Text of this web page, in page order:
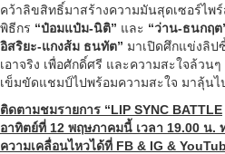
คว้าลิขสิทธิ์มาสร้างความมันสุดเซอร์ไพ
พิธีกร “ป๋อมแป๋ม-นิติ” และ “ว่าน-ธนกฤต
อิสริยะ-แกงส้ม ธนทัต” มาเปิดศึกแข่งลิป
เอาจริง เพื่อศักดิ์ศรี และความสะใจล้วน
เข็มขัดแชมป์ไปพร้อมความสะใจ มาลุ้นไ
ติดตามชมรายการ “LIP SYNC BATTLE
อาทิตย์ที่ 12 พฤษภาคมนี้ เวลา 19.00 น.
ความเคลื่อนไหวได้ที่ FB & IG &